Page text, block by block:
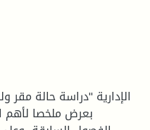
الإدارية "دراسة حالة مقر
بعرض ملخصا لأهم